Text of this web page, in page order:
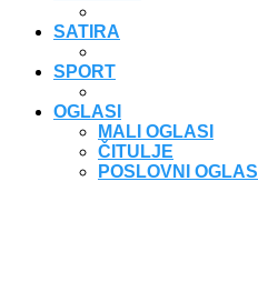
SATIRA
SPORT
OGLASI
MALI OGLASI
ČITULJE
POSLOVNI OGLASI